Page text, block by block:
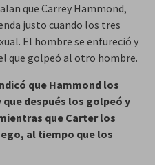
que Carrey Hammond,
justo cuando los tres
El hombre se enfureció y
que golpeó al otro hombre.
que Hammond los
después los golpeó y
que Carter los
al tiempo que los